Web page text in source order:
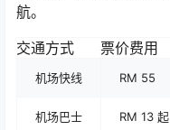
航。
交通方式
票价费用
机场快线 RM 55
机场巴士 RM 13 起